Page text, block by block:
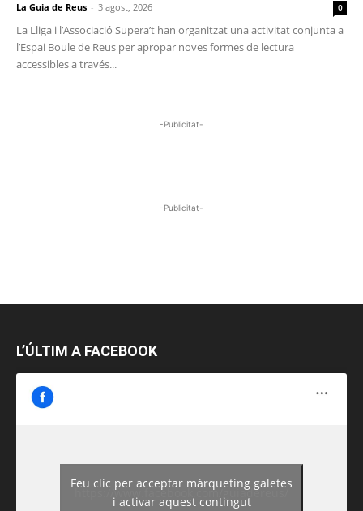
La Guia de Reus - 3 agost, 2026 0
La Lliga i l’Associació Supera’t han organitzat una activitat conjunta a
l’Espai Boule de Reus per apropar noves formes de lectura
accessibles a través...
-Publicitat-
-Publicitat-
L’ÚLTIM A FACEBOOK
https://www.facebook.com/guiadereus/
Feu clic per acceptar màrqueting galetes
i activar aquest contingut